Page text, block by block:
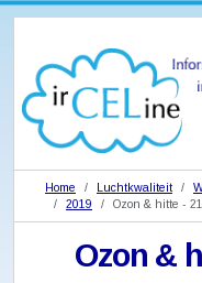
Home Luchtkwaliteit
2019
Ozon & hitte -
Ozon &